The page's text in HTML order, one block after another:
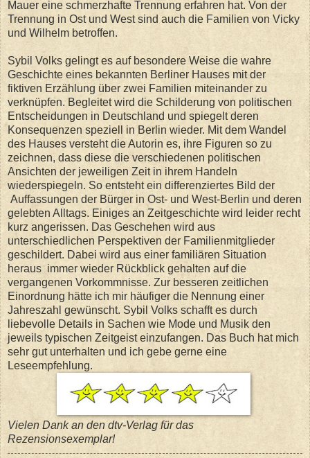
Mauer eine schmerzhafte Trennung erfahren hat. Von der
Trennung in Ost und West sind auch die Familien von Vicky
und Wilhelm betroffen.
Sybil Volks gelingt es auf besondere Weise die wahre
Geschichte eines bekannten Berliner Hauses mit der
fiktiven Erzählung über zwei Familien miteinander zu
verknüpfen. Begleitet wird die Schilderung von politischen
Entscheidungen in Deutschland und spiegelt deren
Konsequenzen speziell in Berlin wieder. Mit dem Wandel
des Hauses versteht die Autorin es, ihre Figuren so zu
zeichnen, dass diese die verschiedenen politischen
Ansichten der jeweiligen Zeit in ihrem Handeln
wiederspiegeln. So entsteht ein differenziertes Bild der
Auffassungen der Bürger in Ost- und West-Berlin und deren
gelebten Alltags. Einiges an Zeitgeschichte wird leider recht
kurz angerissen. Das Geschehen wird aus
unterschiedlichen Perspektiven der Familienmitglieder
geschildert. Dabei wird aus einer familiären Situation
heraus immer wieder Rückblick gehalten auf die
vergangenen Vorkommnisse. Zur besseren zeitlichen
Einordnung hätte ich mir häufiger die Nennung einer
Jahreszahl gewünscht. Sybil Volks schafft es durch
liebevolle Details in Sachen wie Mode und Musik den
jeweils typischen Zeitgeist einzufangen. Das Buch hat mich
sehr gut unterhalten und ich gebe gerne eine
Leseempfehlung.
Vielen Dank an den dtv-Verlag für das
Rezensionsexemplar!